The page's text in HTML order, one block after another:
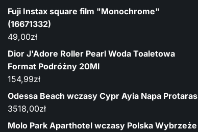
Fuji Instax square film "Monochrome"
(16671332)
49,00zł
Dior J'Adore Roller Pearl Woda Toaletowa
Format Podróżny 20Ml
154,99zł
Odessa Beach wczasy Cypr Ayia Napa Protaras
3518,00zł
Molo Park Aparthotel wczasy Polska Wybrzeże